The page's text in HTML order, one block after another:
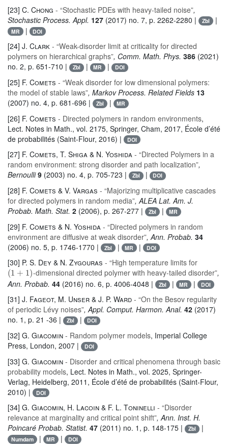
[23] C. Chong - “Stochastic PDEs with heavy-tailed noise”,
Stochastic Process. Appl. 127 (2017) no. 7, p. 2262-2280 | Zbl |
MR | DOI
[24] J. Clark - “Weak-disorder limit at criticality for directed
polymers on hierarchical graphs”, Comm. Math. Phys. 386 (2021)
no. 2, p. 651-710 |
Zbl | MR | DOI
[25] F. Comets - “Weak disorder for low dimensional polymers:
the model of stable laws”, Markov Process. Related Fields 13
(2007) no. 4, p. 681-696 |
Zbl | MR
[26] F. Comets - Directed polymers in random environments,
Lect. Notes in Math., vol. 2175, Springer, Cham, 2017, École d’été
de probabilités (Saint-Flour, 2016) |
DOI
[27] F. Comets, T. Shiga & N. Yoshida - “Directed Polymers in a
random environment: strong disorder and path localization”,
Bernoulli9 (2003) no. 4, p. 705-723 | Zbl | DOI
[28] F. Comets & V. Vargas - “Majorizing multiplicative cascades
for directed polymers in random media”, ALEA Lat. Am. J.
Probab. Math. Stat. 2 (2006), p. 267-277 | Zbl | MR
[29] F. Comets & N. Yoshida - “Directed polymers in random
environment are diffusive at weak disorder”, Ann. Probab. 34
(2006) no. 5, p. 1746-1770 |
Zbl | MR | DOI
[30] P. S. Dey & N. Zygouras - “High temperature limits for
(1+ 1) -dimensional directed polymer with heavy-tailed disorder”,
Ann. Probab. 44 (2016) no. 6, p. 4006-4048 | Zbl | MR | DOI
[31] J. Fageot, M. Unser & J. P. Ward - “On the Besov regularity
of periodic Lévy noises”, Appl. Comput. Harmon. Anal. 42 (2017)
no. 1, p. 21 -36 |
Zbl | DOI
[32] G. Giacomin - Random polymer models, Imperial College
Press, London, 2007 |
DOI
[33] G. Giacomin - Disorder and critical phenomena through basic
probability models, Lect. Notes in Math., vol. 2025, Springer-
Verlag, Heidelberg, 2011, École d’été de probabilités (Saint-Flour,
2010) |
DOI
[34] G. Giacomin, H. Lacoin & F. L. Toninelli - “Disorder
relevance at marginality and critical point shift”, Ann. Inst. H.
Poincaré Probab. Statist. 47 (2011) no. 1, p. 148-175 | Zbl |
Numdam | MR | DOI